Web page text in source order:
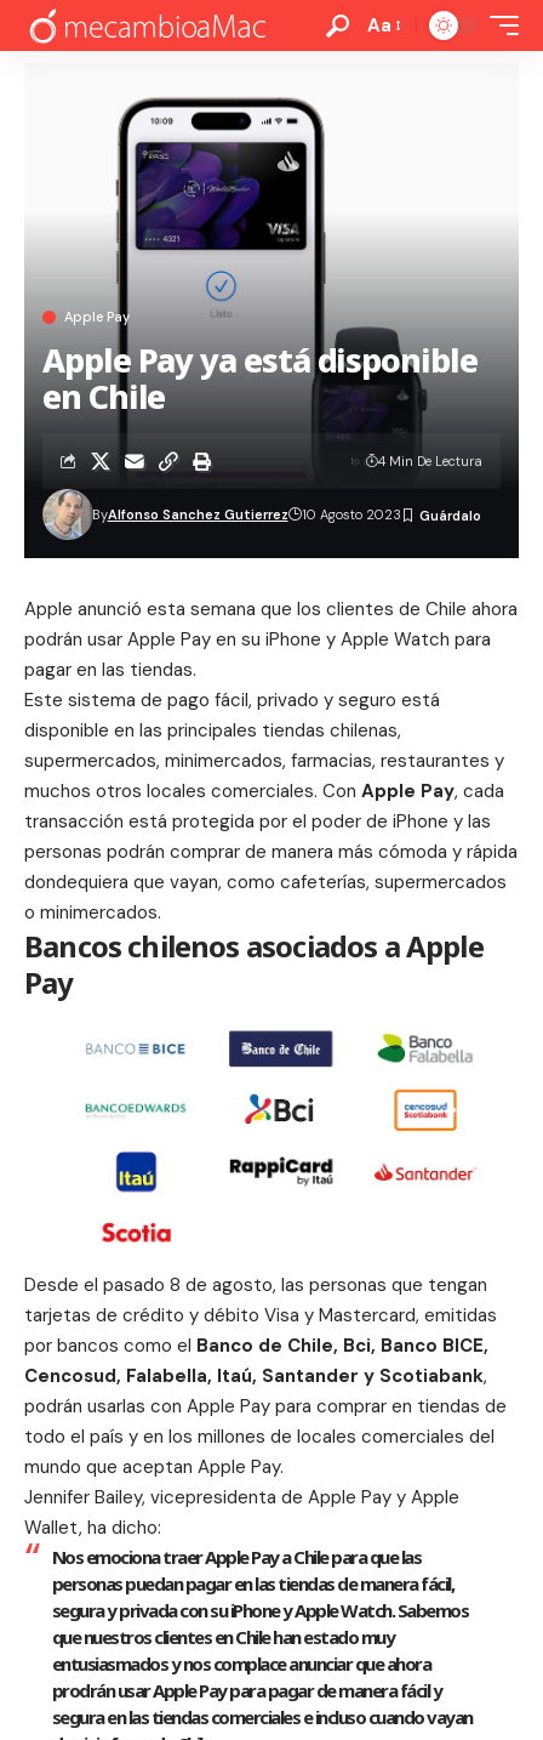
Aa
Apple Pay
Apple Pay ya está disponible
en Chile
ByAlfonso Sanchez Gutierrez 10 Agosto 2023
4 Min De Lectura
Apple anunció esta semana que los clientes de Chile ahora
podrán usar Apple Pay en su iPhone y Apple Watch para
pagar en las tiendas.
Este sistema de pago fácil, privado y seguro está
disponible en las principales tiendas chilenas,
supermercados, minimercados, farmacias, restaurantes y
muchos otros locales comerciales. Con Apple Pay, cada
transacción está protegida por el poder de iPhone y las
personas podrán comprar de manera más cómoda y rápida
dondequiera que vayan, como cafeterías, supermercados
o minimercados.
Bancos chilenos asociados a Apple
Pay
Desde el pasado 8 de agosto, las personas que tengan
tarjetas de crédito y débito Visa y Mastercard, emitidas
por bancos como el Banco de Chile, Bci, Banco BICE,
Cencosud, Falabella, Itaú, Santander y Scotiabank,
podrán usarlas con Apple Pay para comprar en tiendas de
todo el país y en los millones de locales comerciales del
mundo que aceptan Apple Pay.
Jennifer Bailey, vicepresidenta de Apple Pay y Apple
Wallet, ha dicho:
Nos emociona traer Apple Pay a Chile para que las
personas puedan pagar en las tiendas de manera fácil,
segura y privada con su iPhone y Apple Watch. Sabemos
que nuestros clientes en Chile han estado muy
entusiasmados y nos complace anunciar que ahora
prodrán usar Apple Pay para pagar de manera fácil y
segura en las tiendas comerciales e incluso cuando vayan